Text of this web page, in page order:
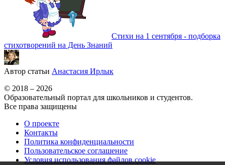
Стихи на 1 сентября - подборка
стихотворений на День Знаний
Автор статьи Анастасия Ирлык
© 2018 – 2026
Образовательный портал для школьников и студентов.
Все права защищены
О проекте
Контакты
Политика конфиденциальности
Пользовательское соглашение
Условия использования файлов cookie